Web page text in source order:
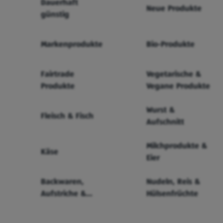
günstig
Neue Produkte
Markenprodukte Bio-Produkte
Fairtrade
Produkte
Vegetarische &
Vegane Produkte
Fleisch & Fisch
Wurst &
Aufschnitt
Käse
Milchprodukte &
Eier
Backwaren,
Aufstriche &
Nudeln, Reis &
Hülsenfrüchte